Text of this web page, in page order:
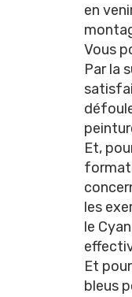
en
Vous
Par la
Et,
les
le
Et
bleus